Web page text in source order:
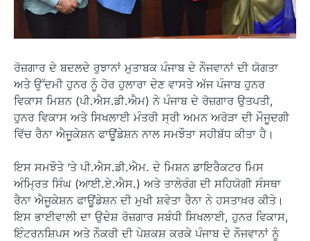
ਰੋਜ਼ਗਾਰ ਦੇ ਬਦਲਦੇ ਰੁਝਾਨਾਂ ਮੁਤਾਬਕ ਪੰਜਾਬ ਦੇ ਨੌਜਵਾਨਾਂ ਦੀ ਯੋਗਤਾ
ਅਤੇ ਉੱਦਮੀ ਹੁਨਰ ਨੂੰ ਹੋਰ ਹੁਲਾਰਾ ਦੇਣ ਵਾਸਤੇ ਅੱਜ ਪੰਜਾਬ ਹੁਨਰ
ਵਿਕਾਸ ਮਿਸ਼ਨ (ਪੀ.ਐਸ.ਡੀ.ਐਮ) ਨੇ ਪੰਜਾਬ ਦੇ ਰੋਜ਼ਗਾਰ ਉਤਪਤੀ,
ਹੁਨਰ ਵਿਕਾਸ ਅਤੇ ਸਿਖਲਾਈ ਮੰਤਰੀ ਸ੍ਰੀ ਅਮਨ ਅਰੋੜਾ ਦੀ ਮੌਜੂਦਗੀ
ਵਿੱਚ ਰੈਨਾ ਐਜੂਕੇਸ਼ਨ ਫਾਊਂਡੇਸ਼ਨ ਨਾਲ ਸਮਝੌਤਾ ਸਹੀਬੱਧ ਕੀਤਾ ਹੈ।
ਇਸ ਸਮਝੌਤੇ ‘ਤੇ ਪੀ.ਐਸ.ਡੀ.ਐਮ. ਦੇ ਮਿਸ਼ਨ ਡਾਇਰੈਕਟਰ ਮਿਸ
ਅੰਮ੍ਰਿਤ ਸਿੰਘ (ਆਈ.ਏ.ਐਸ.) ਅਤੇ ਤਾਲੇਰੰਗ ਦੀ ਸਹਿਯੋਗੀ ਸੰਸਥਾ
ਰੈਨਾ ਐਜੂਕੇਸ਼ਨ ਫਾਊਂਡੇਸ਼ਨ ਦੀ ਮੁਖੀ ਸ਼ਵੇਤਾ ਰੈਨਾ ਨੇ ਹਸਤਾਖ਼ਰ ਕੀਤੇ।
ਇਸ ਭਾਈਵਾਲੀ ਦਾ ਉਦੇਸ਼ ਰੋਜ਼ਗਾਰ ਸਬੰਧੀ ਸਿਖਲਾਈ, ਹੁਨਰ ਵਿਕਾਸ,
ਇੰਟਰਨਸ਼ਿਪਸ ਅਤੇ ਨੌਕਰੀ ਦੀ ਪੇਸ਼ਕਸ਼ ਕਰਕੇ ਪੰਜਾਬ ਦੇ ਨੌਜਵਾਨਾਂ ਨੂੰ